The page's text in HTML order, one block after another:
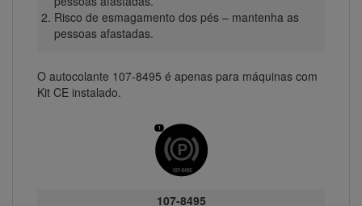
Risco de esmagamento dos pés – mantenha as
pessoas afastadas.
O autocolante 107-8495 é apenas para máquinas com
Kit CE instalado.
107-8495